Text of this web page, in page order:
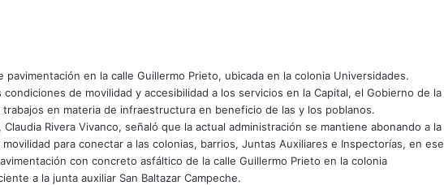
pavimentación en la calle Guillermo Prieto, ubicada en la colonia Universidades.
de movilidad y accesibilidad a los servicios en la Capital, el Gobierno de la
en materia de infraestructura en beneficio de las y los poblanos.
Claudia Rivera Vivanco, señaló que la actual administración se mantiene abonando a la
para conectar a las colonias, barrios, Juntas Auxiliares e Inspectorías, en ese
con concreto asfáltico de la calle Guillermo Prieto en la colonia
a la junta auxiliar San Baltazar Campeche.